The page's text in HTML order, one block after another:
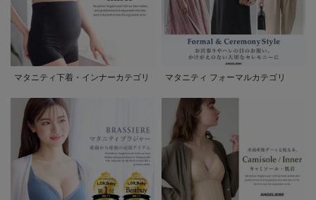
マタニティ下着・インナーカテゴリ マタニティ フォーマルカテゴリ